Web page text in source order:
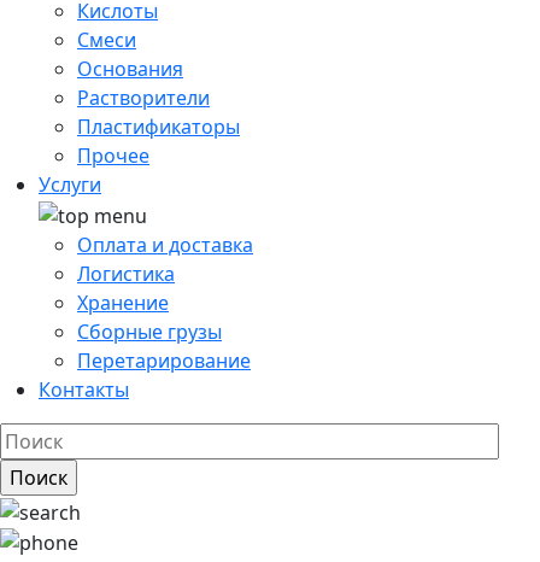
Кислоты
Смеси
Основания
Растворители
Пластификаторы
Прочее
Услуги
Оплата и доставка
Логистика
Хранение
Сборные грузы
Перетарирование
Контакты